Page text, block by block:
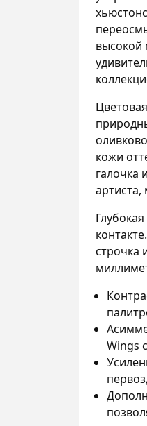
высокой
кожи
галочка
строчка
Wings